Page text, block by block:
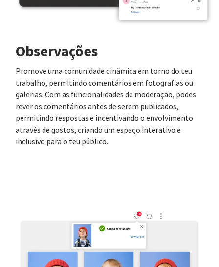
Observações
Promove uma comunidade dinâmica em torno do teu
trabalho, permitindo comentários em fotografias ou
galerias. Com as funcionalidades de moderação, podes
rever os comentários antes de serem publicados,
permitindo respostas e incentivando o envolvimento
através de gostos, criando um espaço interativo e
inclusivo para o teu público.